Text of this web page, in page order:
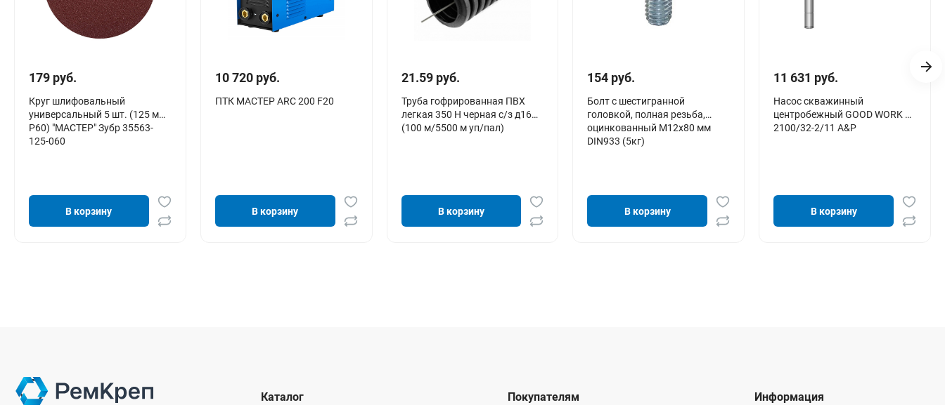
179 руб.
Круг шлифовальный
универсальный 5 шт. (125 мм;
Р60) "МАСТЕР" Зубр 35563-
125-060
В корзину
10 720 руб.
ПТК МАСТЕР ARC 200 F20
В корзину
21.59 руб.
Труба гофрированная ПВХ
легкая 350 Н черная с/з д16
(100 м/5500 м уп/пал)
В корзину
154 руб.
Болт с шестигранной
головкой, полная резьба,
оцинкованный М12х80 мм
DIN933 (5кг)
В корзину
11 631 руб.
Насос скважинный
центробежный GOOD WORK 3-
2100/32-2/11 A&P
В корзину
Каталог Покупателям Информация